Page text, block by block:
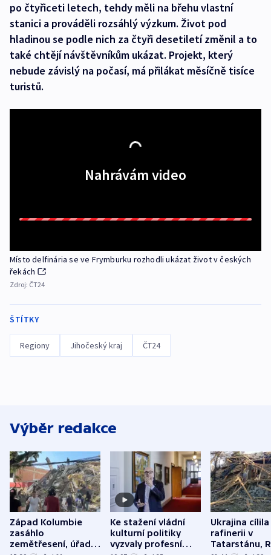
po čtyřiceti letech, tehdy měli na břehu vlastní
stanici a prováděli rozsáhlý výzkum. Život pod
hladinou se podle nich za čtyři desetiletí změnil a to
také chtějí návštěvníkům ukázat. Projekt, který
nebude závislý na počasí, má přilákat měsíčně tisíce
turistů.
Nahrávám video
Místo delfinária se ve Frymburku rozhodli ukázat život v českých
řekách
Zdroj: ČT24
ŠTÍTKY
Regiony Jihočeský kraj ČT24
Výběr redakce
Západ Kolumbie
zasáhlo
zemětřesení, úřady
Ke stažení vládní
kulturní politiky
vyzvaly profesní
Ukrajina cílila
rafinerii v
Tatarstánu,